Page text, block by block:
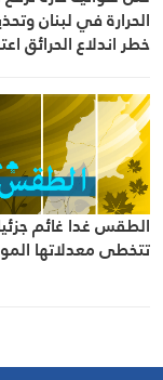
الحرارة في لبنان
خطر اندلاع الحرائق
الطقس غدا غائم
تتخطى معدلاتها